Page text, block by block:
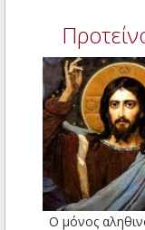
Ο μόνος